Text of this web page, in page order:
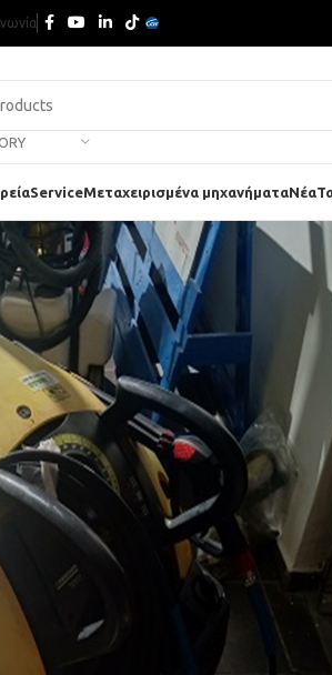
ServiceΜεταχειρισμένα μηχανήματαΝέα